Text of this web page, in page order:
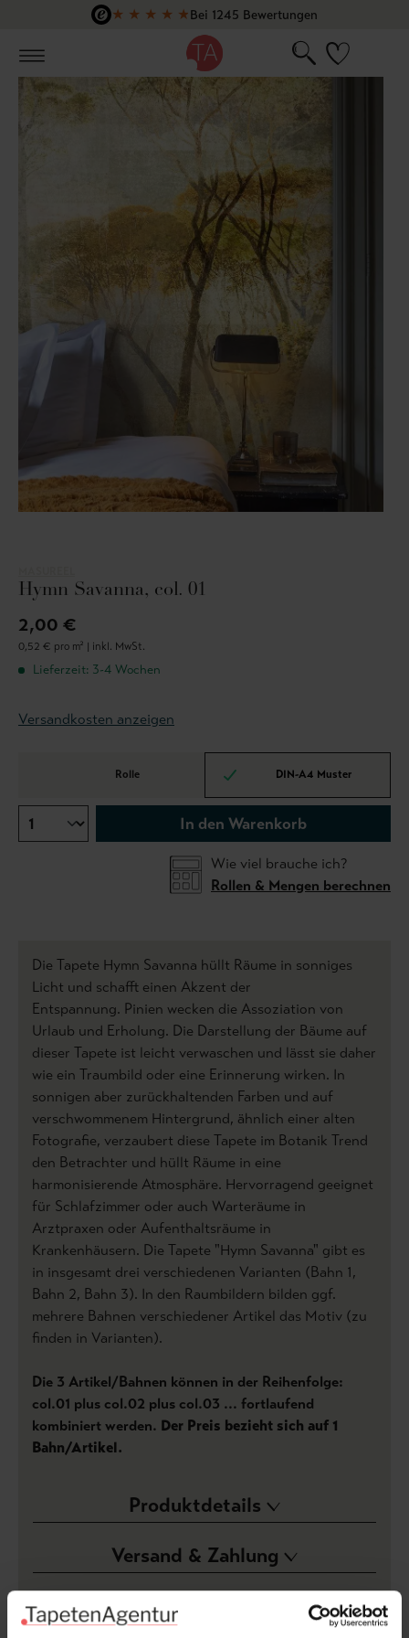
Zum Hauptinhalt springen
★ ★ ★ ★ ★Bei 1245 Bewertungen
Hymn Savanna, col. 01
2,00 €
0,52 € pro m² | inkl. MwSt.
Lieferzeit: 3-4 Wochen
Versandkosten anzeigen
Rolle DIN-A4 Muster
In den Warenkorb
Wie viel brauche ich?
Rollen & Mengen berechnen
Die Tapete Hymn Savanna hüllt Räume in sonniges
Licht und schafft einen Akzent der
Entspannung. Pinien wecken die Assoziation von
Urlaub und Erholung. Die Darstellung der Bäume auf
dieser Tapete ist leicht verwaschen und lässt sie daher
wie ein Traumbild oder eine Erinnerung wirken. In
sonnigen aber zurückhaltenden Farben und auf
verschwommenem Hintergrund, ähnlich einer alten
Fotografie, verzaubert diese Tapete im Botanik Trend
den Betrachter und hüllt Räume in eine
harmonisierende Atmosphäre. Hervorragend geeignet
für Schlafzimmer oder auch Warteräume in
Arztpraxen oder Aufenthaltsräume in
Krankenhäusern. Die Tapete "Hymn Savanna" gibt es
in insgesamt drei verschiedenen Varianten (Bahn 1,
Bahn 2, Bahn 3). In den Raumbildern bilden ggf.
mehrere Bahnen verschiedener Artikel das Motiv (zu
finden in Varianten).
Die 3 Artikel/Bahnen können in der Reihenfolge:
col.01 plus col.02 plus col.03 ... fortlaufend
kombiniert werden. Der Preis bezieht sich auf 1
Bahn/Artikel.
Produktdetails
Versand & Zahlung
Bewertungen